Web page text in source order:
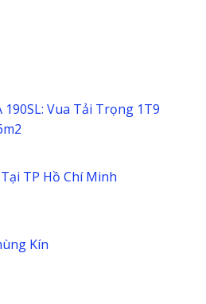
190SL: Vua Tải Trọng 1T9
TP Hồ Chí Minh
Kín